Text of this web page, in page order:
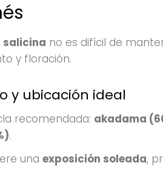
salicina no es difícil de
y floración.
y ubicación ideal
recomendada: akadama
.
una exposición soleada,